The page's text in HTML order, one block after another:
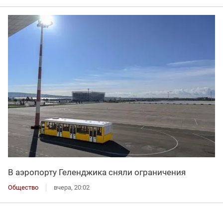
В аэропорту Геленджика сняли ограничения
Общество вчера, 20:02